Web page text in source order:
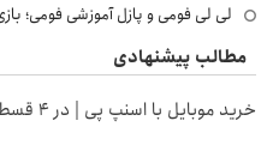
لی لی فومی و پازل آموزشی فومی؛
مطالب پیشنهادی
خرید موبایل با اسنپ پی | در ۴ قسط بدون سود و کارمزد!